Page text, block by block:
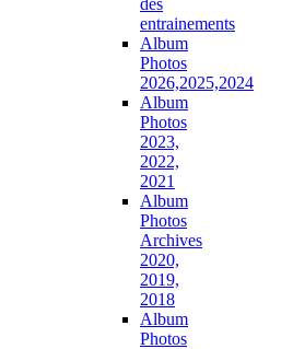
des
entrainements
Album
Photos
2026,2025,2024
Album
Photos
2023,
2022,
2021
Album
Photos
Archives
2020,
2019,
2018
Album
Photos